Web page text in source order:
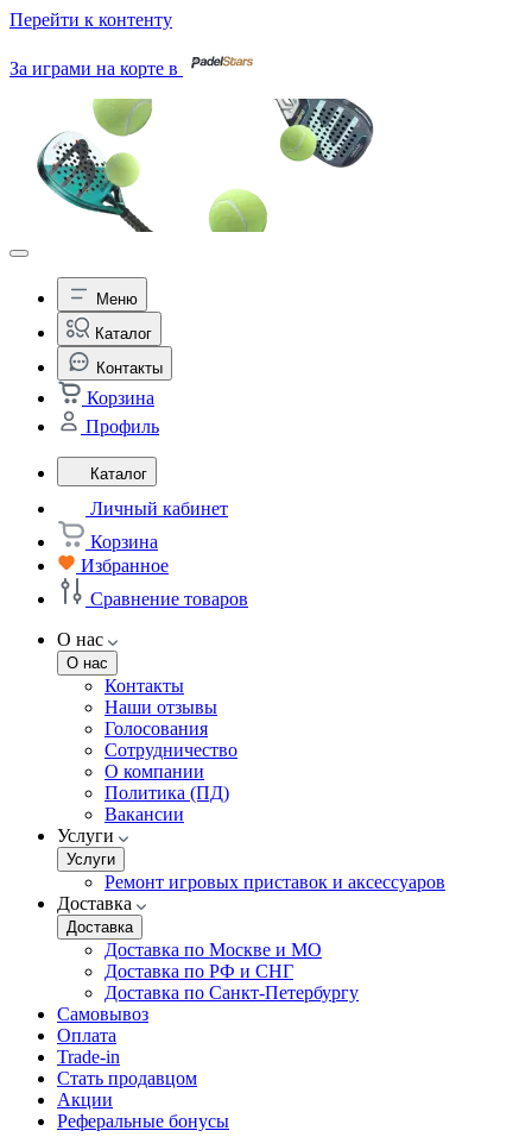
Перейти к контенту
За играми на корте в
Меню
Каталог
Контакты
Корзина
Профиль
Каталог
Личный кабинет
Корзина
Избранное
Сравнение товаров
О нас
О нас
Контакты
Наши отзывы
Голосования
Сотрудничество
О компании
Политика (ПД)
Вакансии
Услуги
Услуги
Ремонт игровых приставок и аксессуаров
Доставка
Доставка
Доставка по Москве и МО
Доставка по РФ и СНГ
Доставка по Санкт-Петербургу
Самовывоз
Оплата
Trade-in
Стать продавцом
Акции
Реферальные бонусы